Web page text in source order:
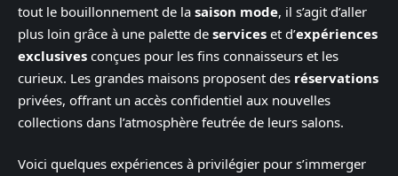
tout le bouillonnement de la saison mode, il s’agit d’aller
plus loin grâce à une palette de services et d’expériences
exclusives conçues pour les fins connaisseurs et les
curieux. Les grandes maisons proposent des réservations
privées, offrant un accès confidentiel aux nouvelles
collections dans l’atmosphère feutrée de leurs salons.
Voici quelques expériences à privilégier pour s’immerger